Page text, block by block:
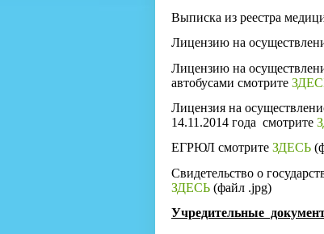
Выписка из реестра
Лицензию на
Лицензию на
автобусами смотрите
Лицензия на
14.11.2014 года смотрите
ЕГРЮЛ смотрите ЗДЕСЬ
Свидетельство о
ЗДЕСЬ (файл .jpg)
Учредительные